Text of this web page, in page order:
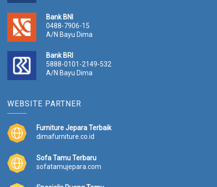
Bank BNI
0488-7906-15
A/N Bayu Dima
Bank BRI
5888-0101-2149-532
A/N Bayu Dima
WEBSITE PARTNER
Furniture Jepara Terbaik
dimafurniture.co.id
Sofa Tamu Terbaru
sofatamujepara.com